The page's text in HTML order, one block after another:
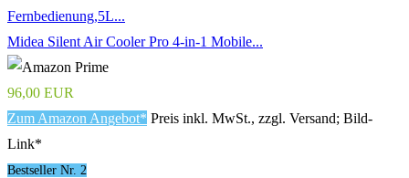
Midea Silent Air Cooler Pro 4-in-1 Mobile...
96,00 EUR
Zum Amazon Angebot* Preis inkl. MwSt., zzgl. Versand; Bild-
Link*
Bestseller Nr. 2